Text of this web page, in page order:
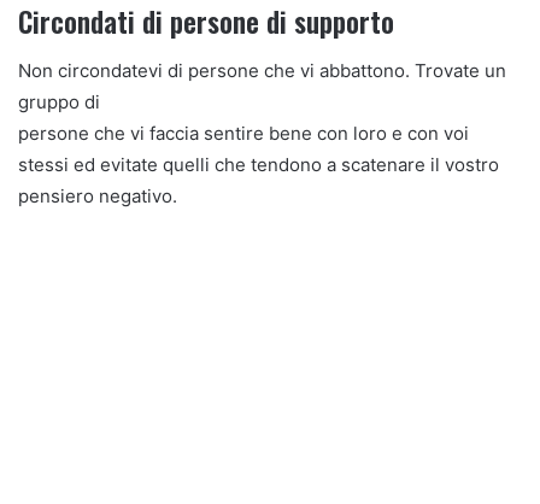
Circondati di persone di supporto
Non circondatevi di persone che vi abbattono. Trovate un
gruppo di
persone che vi faccia sentire bene con loro e con voi
stessi ed evitate quelli che tendono a scatenare il vostro
pensiero negativo.